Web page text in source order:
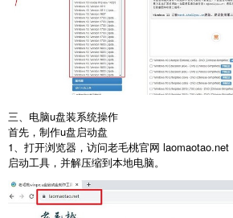
三、电脑u盘装系统操作
首先，制作u盘启动盘
1
、打开浏览器，访问老毛桃官网 laomaotao.net
启动工具，并解压缩到本地电脑。